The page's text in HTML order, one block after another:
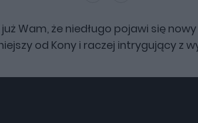
Wam, że niedługo pojawi się
od Kony i raczej intrygujący z